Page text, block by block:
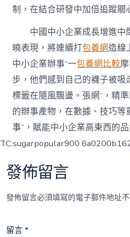
制，在結合研發中加倍追蹤關
中國中小企業成長增進中
曉表現，將連續打包養網造線
中小企業辦事“一包養網比較
步，他們感到自己的襪子被吸
標籤在隨風飄盪。張網”，精
的辦事產物，在數據、技巧等
事”，賦能中小企業高東西的品
TC:sugarpopular900
發佈留言
發佈留言必須填寫的電子郵件地址不
留言*